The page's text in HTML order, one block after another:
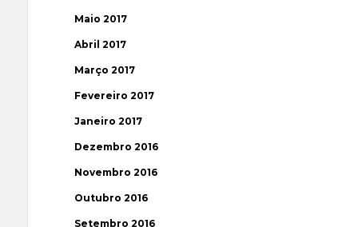
Maio 2017
Abril 2017
Março 2017
Fevereiro 2017
Janeiro 2017
Dezembro 2016
Novembro 2016
Outubro 2016
Setembro 2016